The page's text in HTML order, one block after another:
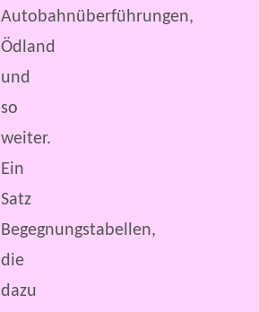
Autobahnüberführungen,
Ödland
und
so
weiter.
Ein
Satz
Begegnungstabellen,
die
dazu